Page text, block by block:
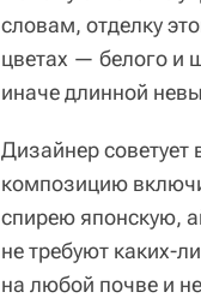
словам, отделку
цветах — белого и
иначе длинной
Дизайнер советует
композицию
спирею японскую,
не требуют каких-
на любой почве и